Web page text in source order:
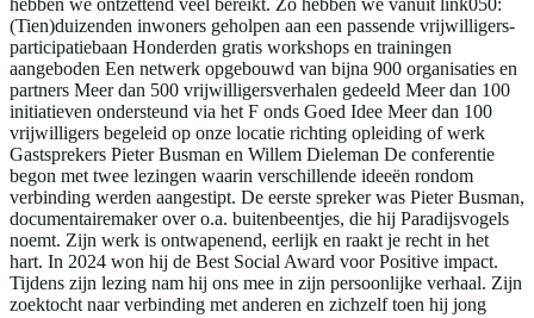
(Tien)duizenden inwoners geholpen aan een passende vrijwilligers-
participatiebaan Honderden gratis workshops en trainingen
aangeboden Een netwerk opgebouwd van bijna 900 organisaties en
partners Meer dan 500 vrijwilligersverhalen gedeeld Meer dan 100
initiatieven ondersteund via het F onds Goed Idee Meer dan 100
vrijwilligers begeleid op onze locatie richting opleiding of werk
Gastsprekers Pieter Busman en Willem Dieleman De conferentie
begon met twee lezingen waarin verschillende ideeën rondom
verbinding werden aangestipt. De eerste spreker was Pieter Busman,
documentairemaker over o.a. buitenbeentjes, die hij Paradijsvogels
noemt. Zijn werk is ontwapenend, eerlijk en raakt je recht in het
hart. In 2024 won hij de Best Social Award voor Positive impact.
Tijdens zijn lezing nam hij ons mee in zijn persoonlijke verhaal. Zijn
zoektocht naar verbinding met anderen en zichzelf toen hij jong